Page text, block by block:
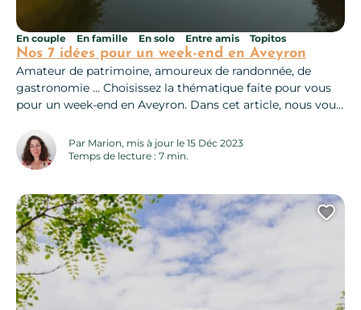
Nos 7 idées pour un week-end en Aveyron
En couple En famille En solo Entre amis Topitos
Amateur de patrimoine, amoureux de randonnée, de
gastronomie … Choisissez la thématique faite pour vous
pour un week-end en Aveyron. Dans cet article, nous vous
Bastides et Gorges de l’Aveyron, l’un des Grands Sites
Occitanie – Sud de France. Le plein de patrimoine en un
week-end...
Par Marion, mis à jour le 15 Déc 2023
Temps de lecture : 7 min.